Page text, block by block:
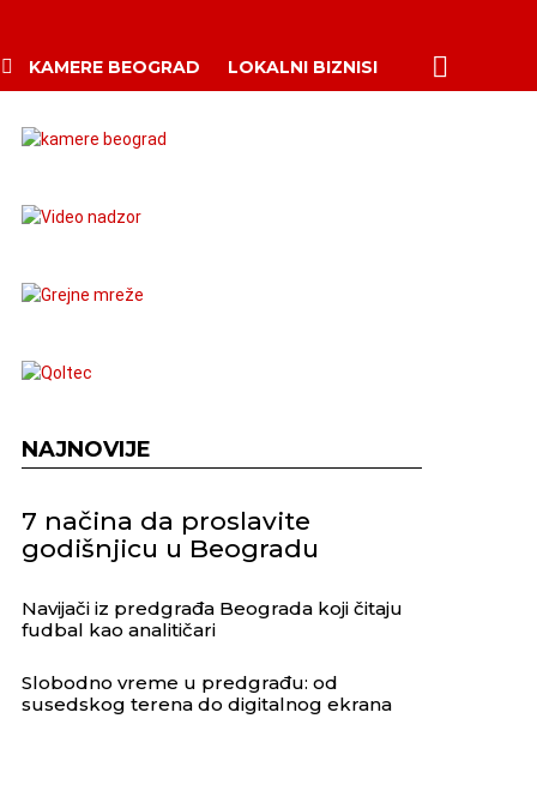
KAMERE BEOGRAD LOKALNI BIZNISI
NAJNOVIJE
7 načina da proslavite
godišnjicu u Beogradu
Navijači iz predgrađa Beograda koji čitaju
fudbal kao analitičari
Slobodno vreme u predgrađu: od
susedskog terena do digitalnog ekrana